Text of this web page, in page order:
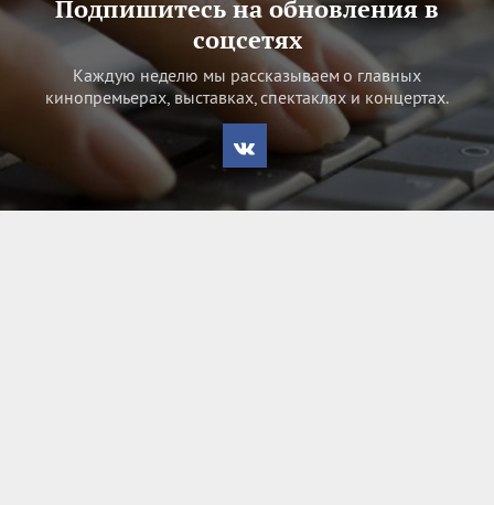
Подпишитесь на обновления в
соцсетях
Каждую неделю мы рассказываем о главных
кинопремьерах, выставках, спектаклях и концертах.